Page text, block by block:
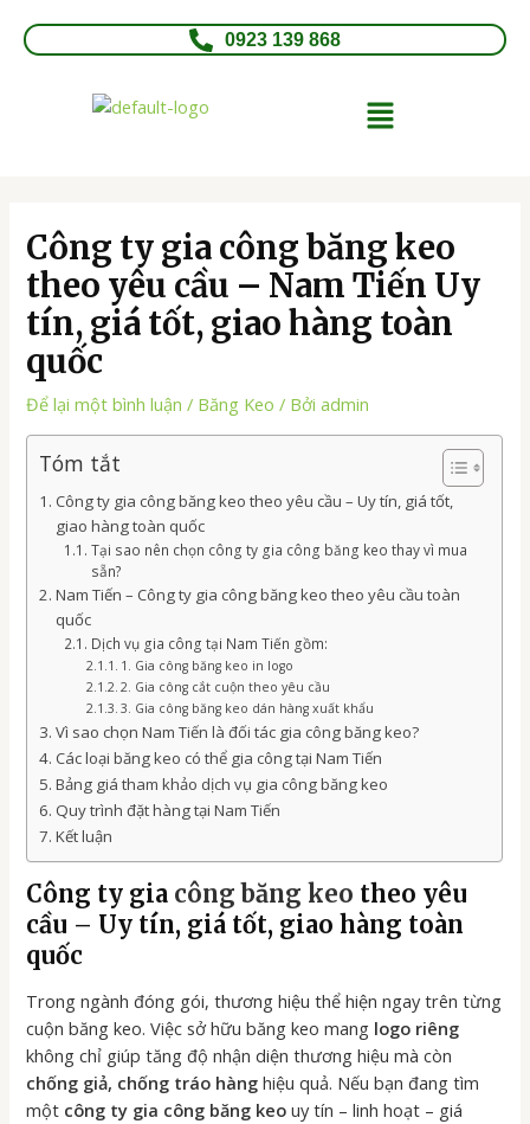
0923 139 868
Menu
Công ty gia công băng keo
theo yêu cầu – Nam Tiến Uy
tín, giá tốt, giao hàng toàn
quốc
Để lại một bình luận / Băng Keo / Bởiadmin
Tóm tắt
Công ty gia công băng keo theo yêu cầu – Uy tín, giá tốt,
giao hàng toàn quốc
Tại sao nên chọn công ty gia công băng keo thay vì mua
sẵn?
Nam Tiến – Công ty gia công băng keo theo yêu cầu toàn
quốc
Dịch vụ gia công tại Nam Tiến gồm:
1. Gia công băng keo in logo
2. Gia công cắt cuộn theo yêu cầu
3. Gia công băng keo dán hàng xuất khẩu
Vì sao chọn Nam Tiến là đối tác gia công băng keo?
Các loại băng keo có thể gia công tại Nam Tiến
Bảng giá tham khảo dịch vụ gia công băng keo
Quy trình đặt hàng tại Nam Tiến
Kết luận
Công ty gia công băng keo theo yêu
cầu – Uy tín, giá tốt, giao hàng toàn
quốc
Trong ngành đóng gói, thương hiệu thể hiện ngay trên từng
cuộn băng keo. Việc sở hữu băng keo mang logo riêng
không chỉ giúp tăng độ nhận diện thương hiệu mà còn
chống giả, chống tráo hàng hiệu quả. Nếu bạn đang tìm
một công ty gia công băng keo uy tín – linh hoạt – giá
hướng